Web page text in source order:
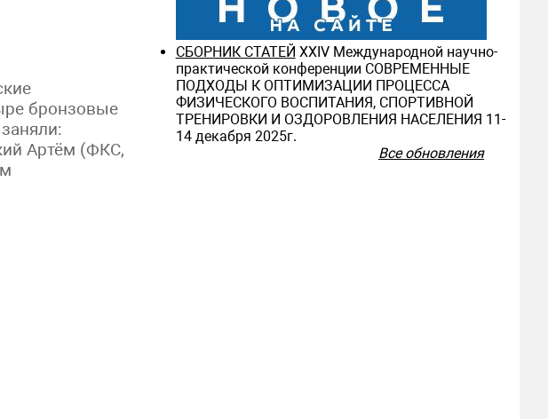
бронзовые
Артём (ФКС,
СБОРНИК СТАТЕЙ ХXIV Международной научно-
практической конференции СОВРЕМЕННЫЕ
ПОДХОДЫ К ОПТИМИЗАЦИИ ПРОЦЕССА
ФИЗИЧЕСКОГО ВОСПИТАНИЯ, СПОРТИВНОЙ
ТРЕНИРОВКИ И ОЗДОРОВЛЕНИЯ НАСЕЛЕНИЯ 11-
14 декабря 2025г.
Все обновления